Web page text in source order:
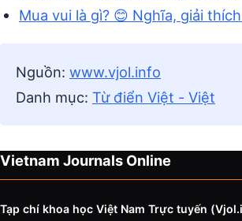
Mua vui là gì? 😊 Nghĩa, giải
Nguồn: www.vjol.info
Danh mục: Từ điển Việt - Việt
Vietnam Journals Online
Tạp chí khoa học Việt Nam Trực tuyến